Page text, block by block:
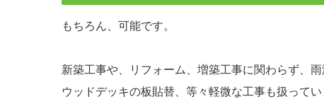
もちろん、可能です。
新築工事や、リフォーム、増築工事に関わらず、
ウッドデッキの板貼替、等々軽微な工事も扱ってい